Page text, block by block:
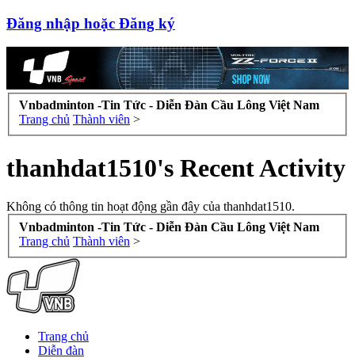
Đăng nhập hoặc Đăng ký
Vnbadminton -Tin Tức - Diễn Đàn Cầu Lông Việt Nam
Trang chủ Thành viên >
thanhdat1510's Recent Activity
Không có thông tin hoạt động gần đây của thanhdat1510.
Vnbadminton -Tin Tức - Diễn Đàn Cầu Lông Việt Nam
Trang chủ Thành viên >
Trang chủ
Diễn đàn